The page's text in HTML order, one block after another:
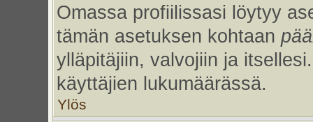
Omassa profiilissasi löytyy
tämän asetuksen kohtaan
ylläpitäjiin, valvojiin ja
käyttäjien lukumäärässä.
Ylös